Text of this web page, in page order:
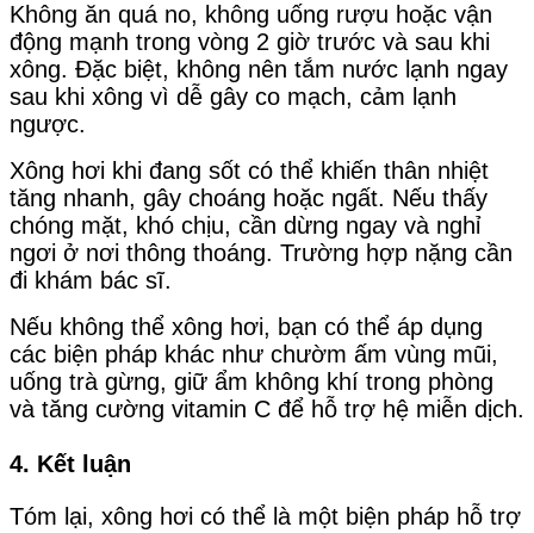
Không ăn quá no, không uống rượu hoặc vận
động mạnh trong vòng 2 giờ trước và sau khi
xông. Đặc biệt, không nên tắm nước lạnh ngay
sau khi xông vì dễ gây co mạch, cảm lạnh
ngược.
Xông hơi khi đang sốt có thể khiến thân nhiệt
tăng nhanh, gây choáng hoặc ngất. Nếu thấy
chóng mặt, khó chịu, cần dừng ngay và nghỉ
ngơi ở nơi thông thoáng. Trường hợp nặng cần
đi khám bác sĩ.
Nếu không thể xông hơi, bạn có thể áp dụng
các biện pháp khác như chườm ấm vùng mũi,
uống trà gừng, giữ ẩm không khí trong phòng
và tăng cường vitamin C để hỗ trợ hệ miễn dịch.
4. Kết luận
Tóm lại, xông hơi có thể là một biện pháp hỗ trợ